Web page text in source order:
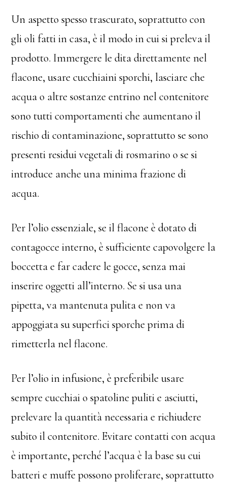
Un aspetto spesso trascurato, soprattutto con
gli oli fatti in casa, è il modo in cui si preleva il
prodotto. Immergere le dita direttamente nel
flacone, usare cucchiaini sporchi, lasciare che
acqua o altre sostanze entrino nel contenitore
sono tutti comportamenti che aumentano il
rischio di contaminazione, soprattutto se sono
presenti residui vegetali di rosmarino o se si
introduce anche una minima frazione di
acqua.
Per l’olio essenziale, se il flacone è dotato di
contagocce interno, è sufficiente capovolgere la
boccetta e far cadere le gocce, senza mai
inserire oggetti all’interno. Se si usa una
pipetta, va mantenuta pulita e non va
appoggiata su superfici sporche prima di
rimetterla nel flacone.
Per l’olio in infusione, è preferibile usare
sempre cucchiai o spatoline puliti e asciutti,
prelevare la quantità necessaria e richiudere
subito il contenitore. Evitare contatti con acqua
è importante, perché l’acqua è la base su cui
batteri e muffe possono proliferare, soprattutto